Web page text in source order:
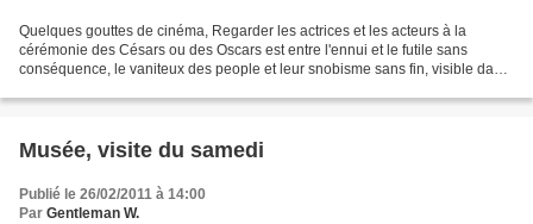
Quelques gouttes de cinéma, Regarder les actrices et les acteurs à la
cérémonie des Césars ou des Oscars est entre l'ennui et le futile sans
conséquence, le vaniteux des people et leur snobisme sans fin, visible dans
Musée, visite du samedi
Publié le 26/02/2011 à 14:00
Par Gentleman W.